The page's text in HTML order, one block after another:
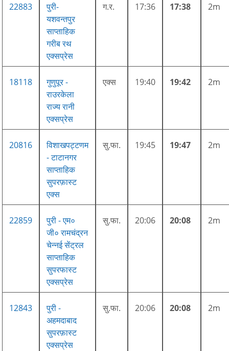
22883
पुरी-
यशवन्तपुर
साप्ताहिक
गरीब रथ
एक्सप्रेस
ग.र. 17:36 17:38 2m
18118
गुणुपूर -
राउरकेला
राज्य रानी
एक्सप्रेस
एक्स 19:40 19:42 2m
20816
विशाखपट्टणम
- टाटानगर
साप्ताहिक
सुपरफ़ास्ट
एक्स
सु.फा. 19:45 19:47 2m
22859
पुरी - एम०
जी० रामचंद्रन
चेन्नई सेंट्रल
साप्ताहिक
सुपरफास्ट
एक्सप्रेस
सु.फा. 20:06 20:08 2m
12843
पुरी -
अहमदाबाद
सुपरफ़ास्ट
एक्सप्रेस
सु.फा. 20:06 20:08 2m